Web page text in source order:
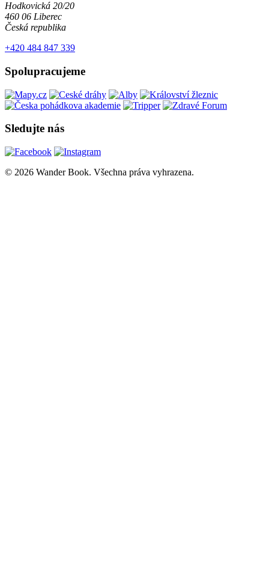
Hodkovická 20/20
460 06 Liberec
Česká republika
+420 484 847 339
Spolupracujeme
Sledujte nás
© 2026 Wander Book. Všechna práva vyhrazena.